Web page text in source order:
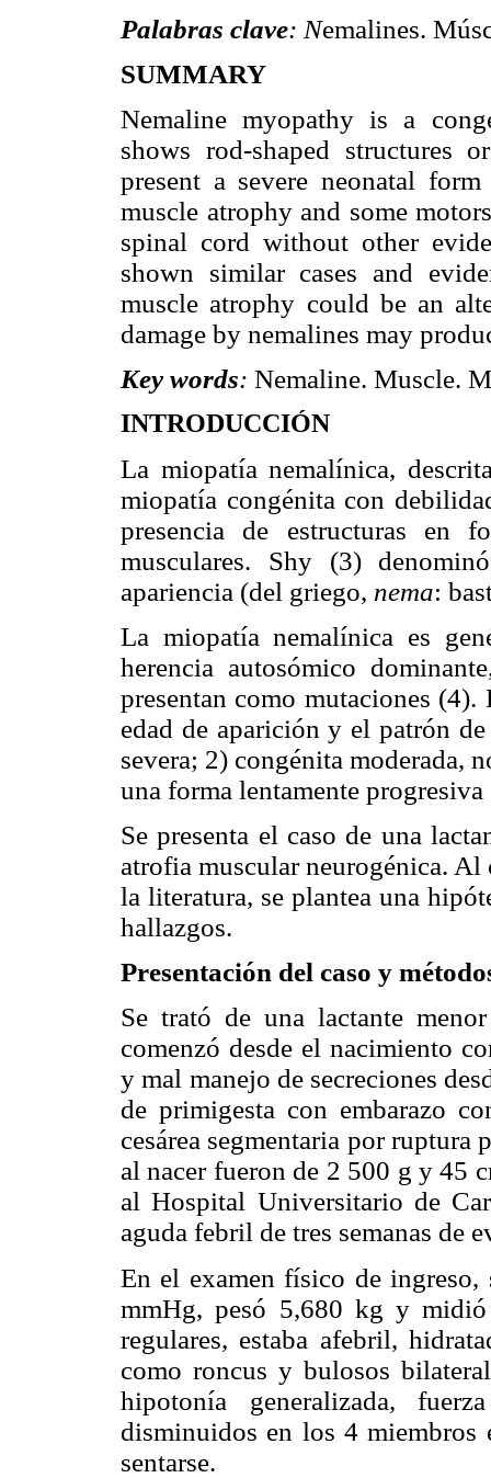
Palabras clave: Nemalines.
SUMMARY
Nemaline myopathy is a
shows rod-shaped structures
present a severe neonatal
muscle atrophy and some
spinal cord without other
shown similar cases and
muscle atrophy could be an
damage by nemalines may
Key words: Nemaline. Muscle.
INTRODUCCIÓN
La miopatía nemalínica,
miopatía congénita con
presencia de estructuras en
musculares. Shy (3)
apariencia (del griego, nema:
La miopatía nemalínica es
herencia autosómico
presentan como mutaciones
edad de aparición y el patrón
severa; 2) congénita moderada,
una forma lentamente
Se presenta el caso de una
atrofia muscular neurogénica. Al
la literatura, se plantea una
hallazgos.
Presentación del caso y
Se trató de una lactante
comenzó desde el nacimiento
y mal manejo de secreciones
de primigesta con embarazo
cesárea segmentaria por ruptura
al nacer fueron de 2 500 g y 45
al Hospital Universitario de
aguda febril de tres semanas de
En el examen físico de
mmHg, pesó 5,680 kg y midió
regulares, estaba afebril,
como roncus y bulosos
hipotonía generalizada,
disminuidos en los 4 miembros
sentarse.